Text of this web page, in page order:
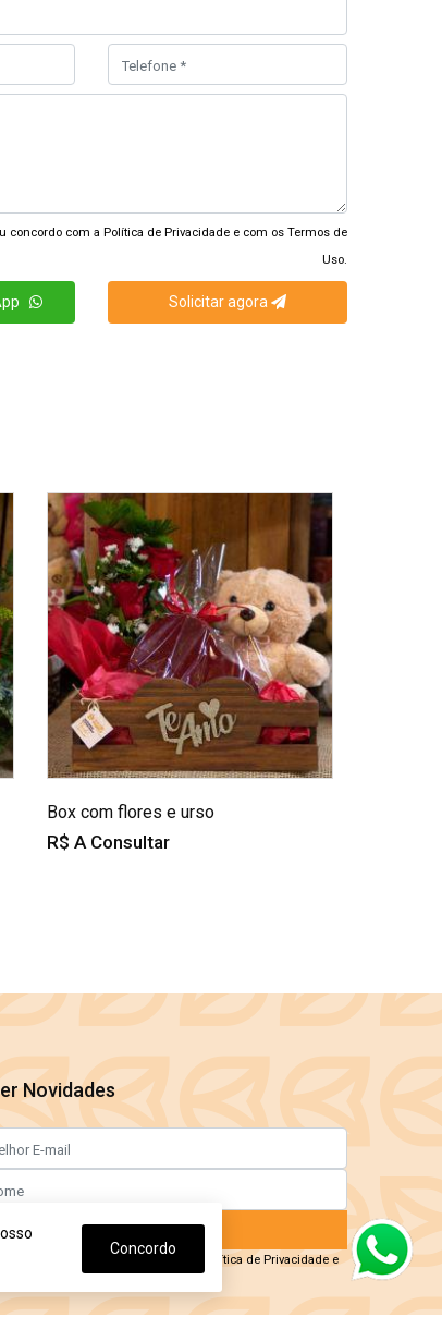
concordo com a Política de Privacidade e com os Termos de
Uso.
Solicitar agora
Box com flores e urso
R$ A Consultar
Concordo
Novidades
Enviar Agora
Política de Privacidade e